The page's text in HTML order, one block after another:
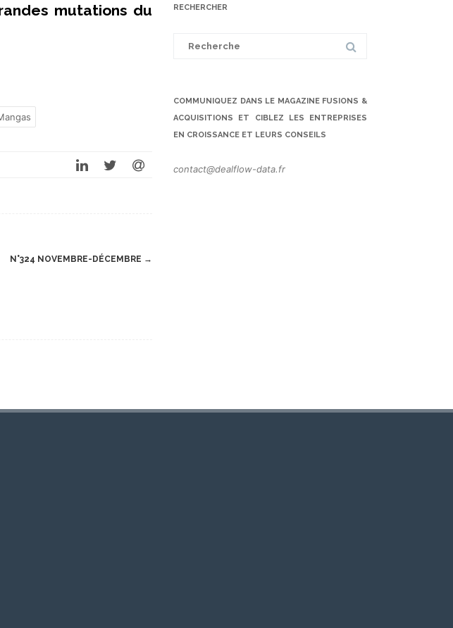
mutations du
N°324 NOVEMBRE-DÉCEMBRE →
RECHERCHER
COMMUNIQUEZ DANS LE MAGAZINE FUSIONS &
ACQUISITIONS ET CIBLEZ LES ENTREPRISES
EN CROISSANCE ET LEURS CONSEILS
contact@dealflow-data.fr